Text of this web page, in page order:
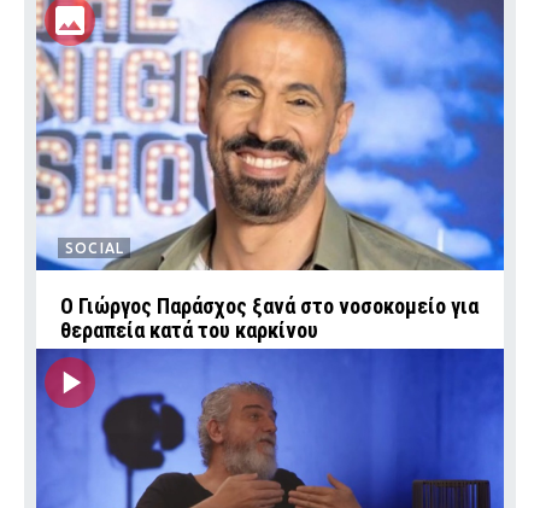
SOCIAL
O Γιώργος Παράσχος ξανά στο νοσοκομείο για
θεραπεία κατά του καρκίνου